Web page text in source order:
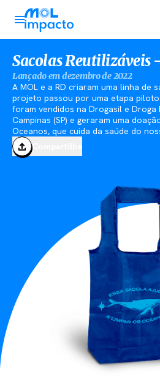
Sacolas Reutilizáveis
Lançado em dezembro de 2022
A MOL e a RD criaram uma linha de
projeto passou por uma etapa
foram vendidos na Drogasil e Droga
Campinas (SP) e geraram uma
Oceanos, que cuida da saúde do
Compartilhe